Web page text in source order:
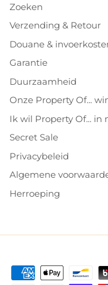
Zoeken
Verzending & Retour
Douane &
Garantie
Duurzaamheid
Onze Property Of...
Ik wil Property Of...
Secret Sale
Privacybeleid
Algemene
Herroeping